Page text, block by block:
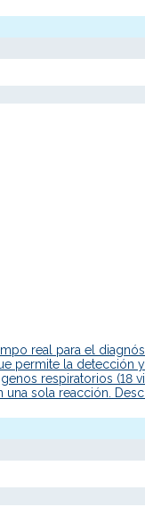
real para el
permite la detección y
respiratorios (18
una sola reacción.